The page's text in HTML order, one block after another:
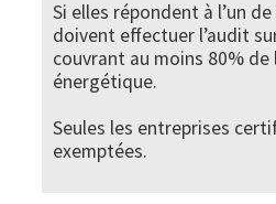
Si elles répondent à l’un
doivent effectuer l’audit
couvrant au moins 80%
énergétique.
Seules les entreprises
exemptées.